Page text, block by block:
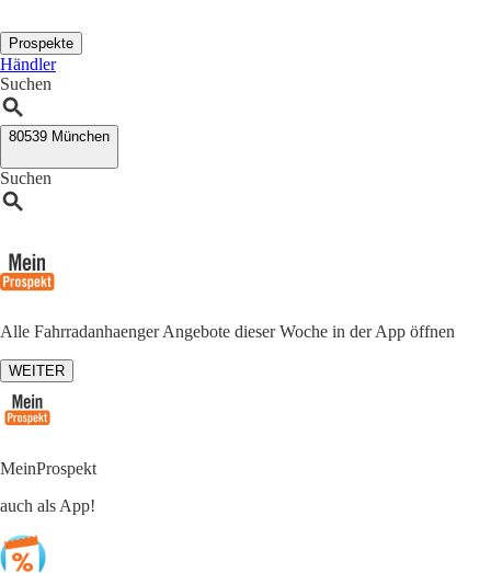
Prospekte
Händler
Suchen
80539 München
Suchen
Alle Fahrradanhaenger Angebote dieser Woche in der App öffnen
WEITER
MeinProspekt
auch als App!